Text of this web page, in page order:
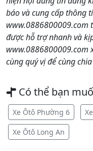
báo và cung cấp thông
www.0886800009.com
được hỗ trợ nhanh và
www.0886800009.com
cùng quý vị để cùng
Có thể bạn
Xe Ôtô Phường 6
Xe Ôtô Long An